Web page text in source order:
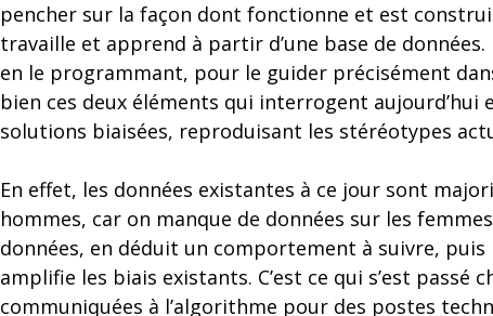
pencher sur la façon dont fonctionne et est
travaille et apprend à partir d’une base de
en le programmant, pour le guider précisément
bien ces deux éléments qui interrogent
solutions biaisées, reproduisant les stéréotypes
En effet, les données existantes à ce jour sont
hommes, car on manque de données sur les
données, en déduit un comportement à suivre,
amplifie les biais existants. C’est ce qui s’est passé
communiquées à l’algorithme pour des postes